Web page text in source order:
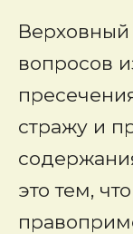
Верховный
вопросов
стражу и
это тем,